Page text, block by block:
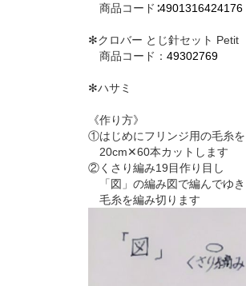
商品コード∶4901316424176
✻クロバー とじ針セット Petit
商品コード： 49302769
✻ハサミ
《作り方》
①はじめにフリンジ用の毛糸を
20cm✕60本カットします
②くさり編み19目作り目し
「図」の編み図で編んでゆき
毛糸を編み切ります